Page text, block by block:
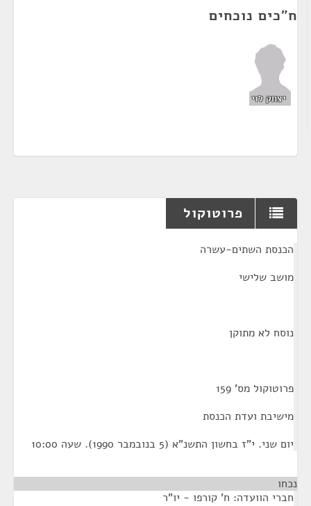
ח"כים נוכחים
יצחק לוי
פרוטוקול
הכנסת השתים-עשרה
מושב שלישי
נוסח לא מתוקן
פרוטוקול מס' 159
מישיבת ועדת הכנסת
יום שני. י"ז בחשון התשנ"א (5 בנובמבר 1990). שעה 10:00
נכחו
חברי הוועדה: ח' קורפו - יו"ר